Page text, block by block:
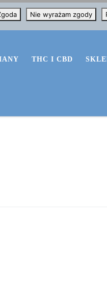
THC I CBD
Nie wyrażam zgody